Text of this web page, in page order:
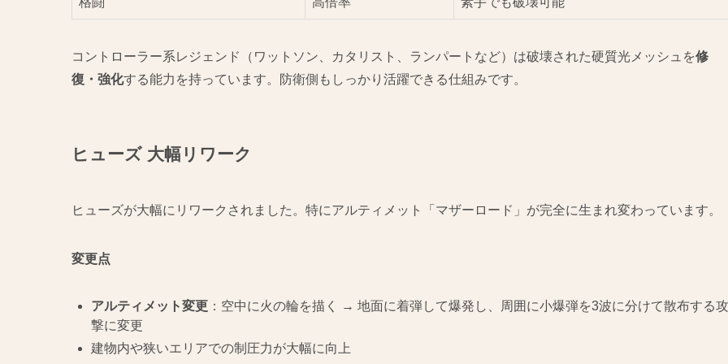
コントローラー系レジェンド（ワットソン、カタリスト、ランパートなど）は破壊された硬質光メッシュを修
復・強化する能力を持っています。防衛側もしっかり活躍できる仕組みです。
ヒューズ 大幅リワーク
ヒューズが大幅にリワークされました。特にアルティメット「マザーロード」が完全に生まれ変わっています。
変更点
アルティメット変更 ：空中に火の輪を描く → 地面に着弾して爆発し、周囲に小爆弾を3波に分けて散布する攻
撃に変更
建物内や狭いエリアでの制圧力が大幅に向上